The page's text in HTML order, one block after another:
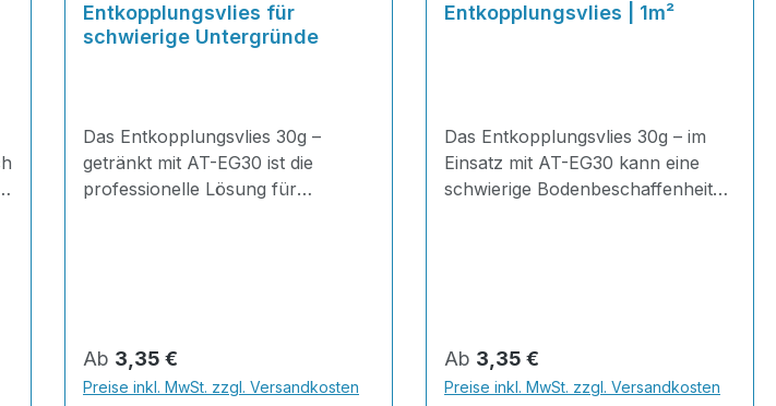
Entkopplungsvlies für
schwierige Untergründe
Das Entkopplungsvlies 30g –
getränkt mit AT-EG30 ist die
professionelle Lösung für
dauerhaften Steinteppich-Belag.
Der richtige Untergrund
entscheidet alles Viele
Regulärer Preis:
Ab 3,35 €
Preise inkl. MwSt. zzgl. Versandkosten
Entkopplungsvlies | 1m²
Das Entkopplungsvlies 30g – im
Einsatz mit AT-EG30 kann eine
schwierige Bodenbeschaffenheit
anspruchsvolle Untergründe: Es
überbrückt Risse und Brüche,
saniert vorhandene Schäden und
Regulärer Preis:
Ab 3,35 €
Preise inkl. MwSt. zzgl. Versandkosten